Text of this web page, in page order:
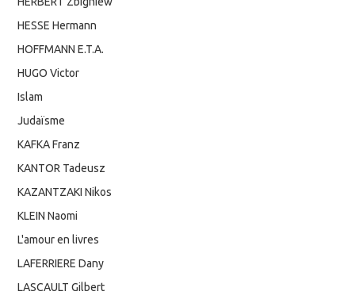
HESSE Hermann
HOFFMANN E.T.A.
HUGO Victor
Islam
Judaïsme
KAFKA Franz
KANTOR Tadeusz
KAZANTZAKI Nikos
KLEIN Naomi
L'amour en livres
LAFERRIERE Dany
LASCAULT Gilbert